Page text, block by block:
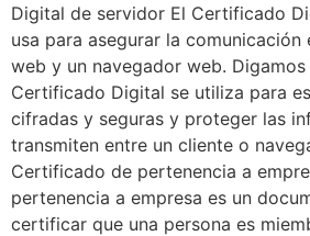
Digital de servidor El Certificado
usa para asegurar la comunicación
web y un navegador web.
Certificado Digital se utiliza para
cifradas y seguras y proteger las
transmiten entre un cliente o
Certificado de pertenencia a
pertenencia a empresa es un
certificar que una persona es